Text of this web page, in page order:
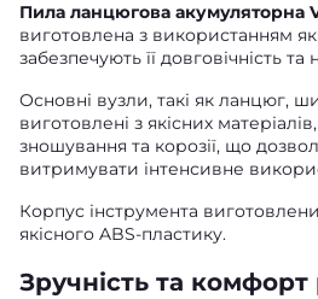
Пила ланцюгова акумуляторна
виготовлена з використанням
забезпечують її довговічність та
Основні вузли, такі як ланцюг,
виготовлені з якісних
зношування та корозії, що
витримувати інтенсивне
Корпус інструмента
якісного ABS-пластику.
Зручність та комфорт